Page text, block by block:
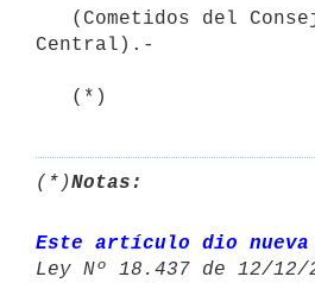
Central).-
   (*)
(*)Notas:
Este artículo dio nueva